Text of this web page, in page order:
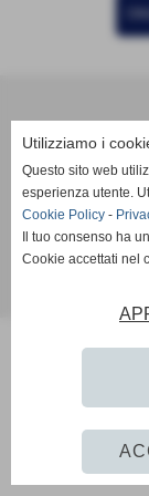
Utilizziamo i
Questo sito web
esperienza utente.
Cookie Policy -
Il tuo consenso ha
Cookie accettati nel